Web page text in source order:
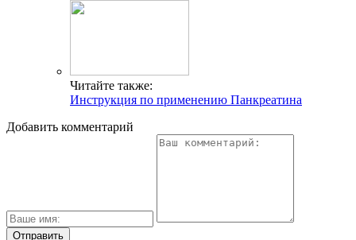
Читайте также:
Инструкция по применению Панкреатина
Добавить комментарий